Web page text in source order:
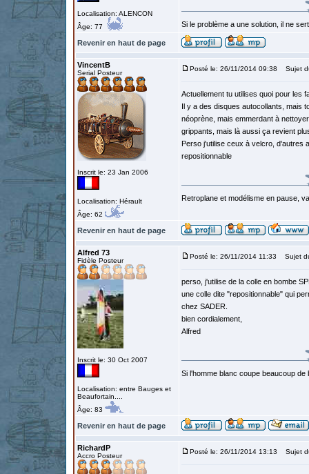
Localisation: ALENCON
Âge: 77
Si le problème a une solution, il ne
Revenir en haut de page
VincentB
Serial Posteur
Inscrit le: 23 Jan 2006
Localisation: Hérault
Âge: 62
Posté le: 26/11/2014 09:38 Sujet
Actuellement tu utilises quoi pour les
Il y a des disques autocollants, mais
néoprène, mais emmerdant à
grippants, mais là aussi ça revient
Perso j'utilise ceux à velcro, d'autres
repositionnable
Retroplane et modélisme en pause,
Revenir en haut de page
Alfred 73
Fidèle Posteur
Inscrit le: 30 Oct 2007
Localisation: entre Bauges et
Beaufortain....
Âge: 83
Posté le: 26/11/2014 11:33 Sujet
perso, j'utilise de la colle en bombe
une colle dite "repositionnable" qui
chez SADER.
bien cordialement,
Alfred
Si l'homme blanc coupe beaucoup
Revenir en haut de page
RichardP
Accro Posteur
Posté le: 26/11/2014 13:13 Sujet